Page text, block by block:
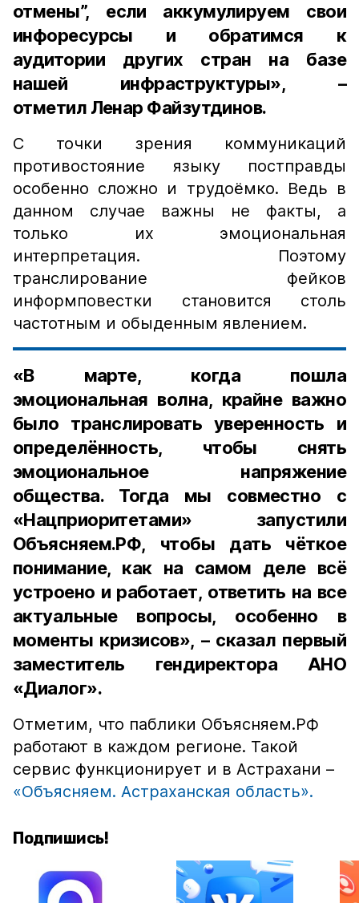
отмены”, если аккумулируем свои
инфоресурсы и обратимся к
аудитории других стран на базе
нашей инфраструктуры», –
отметил Ленар Файзутдинов.
С точки зрения коммуникаций
противостояние языку постправды
особенно сложно и трудоёмко. Ведь в
данном случае важны не факты, а
только их эмоциональная
интерпретация. Поэтому
транслирование фейков
информповестки становится столь
частотным и обыденным явлением.
«В марте, когда пошла
эмоциональная волна, крайне важно
было транслировать уверенность и
определённость, чтобы снять
эмоциональное напряжение
общества. Тогда мы совместно с
«Нацприоритетами» запустили
Объясняем.РФ, чтобы дать чёткое
понимание, как на самом деле всё
устроено и работает, ответить на все
актуальные вопросы, особенно в
моменты кризисов», – сказал первый
заместитель гендиректора АНО
«Диалог».
Отметим, что паблики Объясняем.РФ
работают в каждом регионе. Такой
сервис функционирует и в Астрахани –
«Объясняем. Астраханская область».
Подпишись!